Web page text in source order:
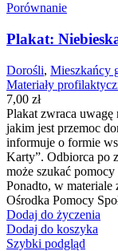
Porównanie
Plakat:
Dorośli, Mieszkańcy
Materiały
7,00 zł
Plakat zwraca uwagę
jakim jest przemoc
informuje o formie
Karty”. Odbiorca po
może szukać
Ponadto, w materiale
Ośrodka Pomocy
Dodaj do życzenia
Dodaj do koszyka
Szybki podgląd